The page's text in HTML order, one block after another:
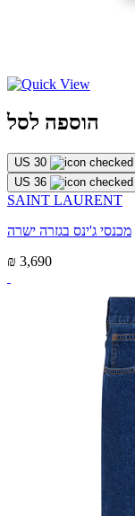
הוספה לסל
US 30
US 36
SAINT LAURENT
מכנסי ג'ינס בגזרה ישרה
₪ 3,690